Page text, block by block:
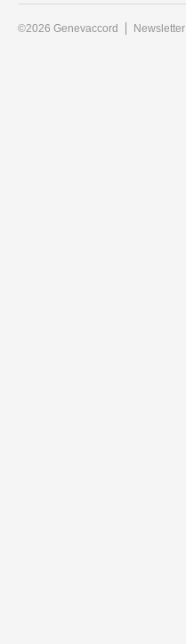
©2026 Genevaccord Newsletter